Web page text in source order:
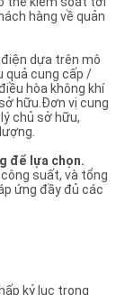
hàng về quản
dựa trên mô
quả cung cấp /
hòa không khí
hữu.Đơn vị cung
chủ sở hữu,
để lựa chọn.
suất, và tổng
ứng đầy đủ các
kỷ lục trong